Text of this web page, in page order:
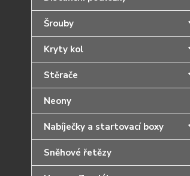
Šrouby
Kryty kol
Stěrače
Neony
Nabíječky a startovací boxy
Sněhové řetězy